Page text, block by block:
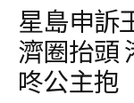
星島申訴
濟圈抬頭
咚公主抱